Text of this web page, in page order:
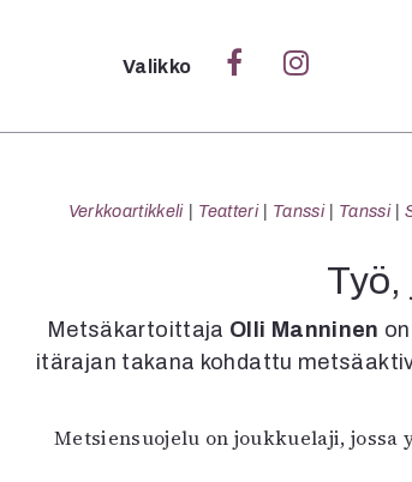
Sulje
Valikko
Verkkoartikkeli Teatteri Tanssi Tanssi
Metsäkartoittaja Olli Manninen
itärajan takana kohdattu
Metsiensuojelu on joukkuelaji,